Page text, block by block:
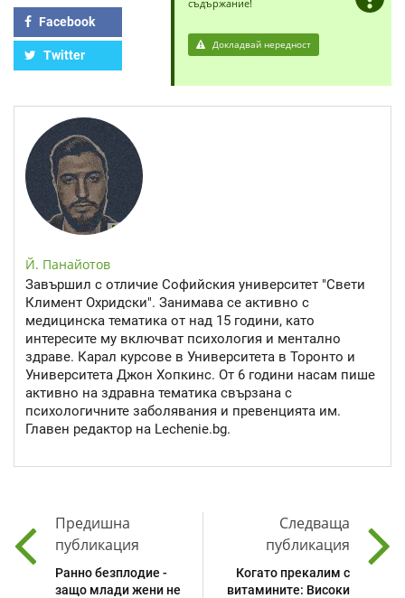
Facebook
Twitter
съдържание!
Докладвай нередност
Й. Панайотов
Завършил с отличие Софийския университет "Свети
Климент Охридски". Занимава се активно с
медицинска тематика от над 15 години, като
интересите му включват психология и ментално
здраве. Карал курсове в Университета в Торонто и
Университета Джон Хопкинс. От 6 години насам пише
активно на здравна тематика свързана с
психологичните заболявания и превенцията им.
Главен редактор на Lechenie.bg.
Предишна
публикация
Ранно безплодие -
защо млади жени не
Следваща
публикация
Когато прекалим с
витамините: Високи